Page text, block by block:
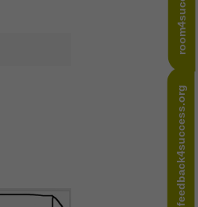
feedback4success.org